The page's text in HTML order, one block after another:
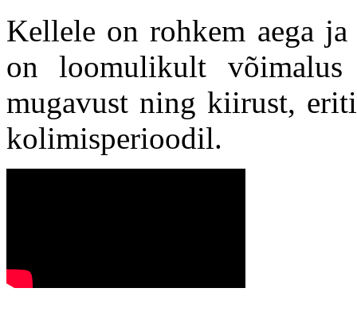
Kellele on rohkem aega
on loomulikult võimalus
mugavust ning kiirust,
kolimisperioodil.